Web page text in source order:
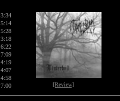
3:34
[Review]
5:14
5:28
3:18
6:22
7:09
4:19
4:07
4:58
7:00